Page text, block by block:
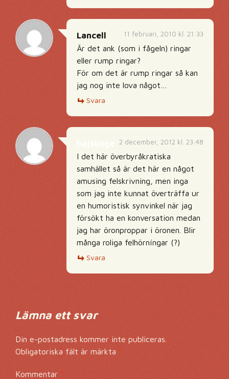
11 februari, 2010 kl. 21:33
Lancell
Är det ank (som i fågeln) ringar
eller rump ringar?
För om det är rump ringar så kan
jag nog inte lova något…
Svara
2 december, 2012 kl. 23:48
I det här överbyråkratiska
samhället så är det här en något
amusing felskrivning, men inga
som jag inte kunnat överträffa ur
en humoristisk synvinkel när jag
försökt ha en konversation medan
jag har öronproppar i öronen. Blir
många roliga felhörníngar (?)
Svara
Lämna ett svar
Din e-postadress kommer inte publiceras.
Obligatoriska fält är märkta*
Kommentar*